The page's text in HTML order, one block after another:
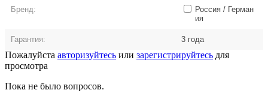
Бренд:
Россия / Герман
ия
Гарантия: 3 года
Пожалуйста авторизуйтесь или зарегистрируйтесь для
просмотра
Пока не было вопросов.